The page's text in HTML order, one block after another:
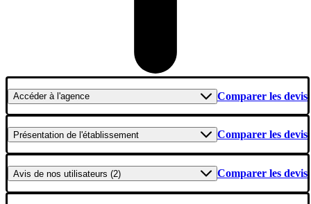
Accéderà l'agence Comparer les devis
Présentation de l'établissement Comparer les devis
Avis de nos utilisateurs (2) Comparer les devis